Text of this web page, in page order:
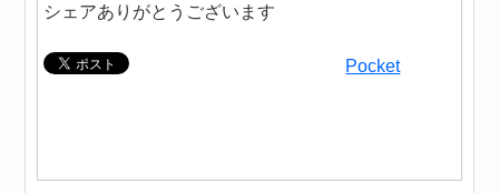
シェアありがとうございます
Pocket